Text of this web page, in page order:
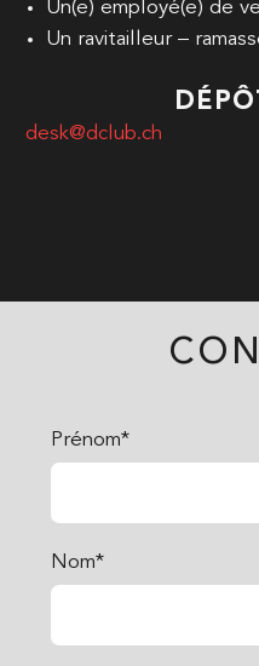
Un(e) employé(e) de
Un ravitailleur –
desk@dclub.ch
Prénom*
Nom*